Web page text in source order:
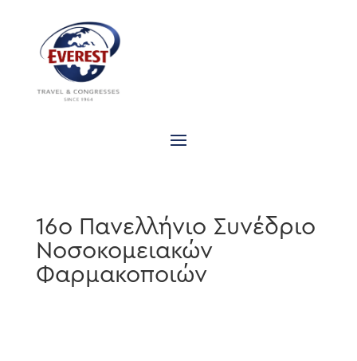
16ο Πανελλήνιο Συνέδριο
Νοσοκομειακών
Φαρμακοποιών